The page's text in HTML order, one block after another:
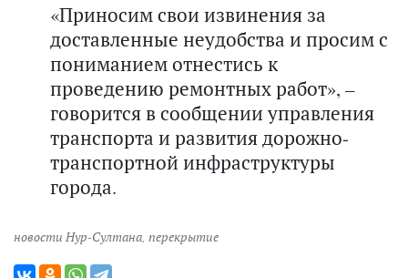
«Приносим свои извинения за
доставленные неудобства и просим с
пониманием отнестись к
проведению ремонтных работ», –
говорится в сообщении управления
транспорта и развития дорожно-
транспортной инфраструктуры
города.
новости Нур-Султана перекрытие